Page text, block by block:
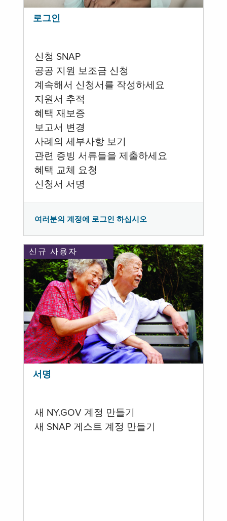
로그인
신청 SNAP
공공 지원 보조금 신청
계속해서 신청서를 작성하세요
지원서 추적
혜택 재보증
보고서 변경
사례의 세부사항 보기
관련 증빙 서류들을 제출하세요
혜택 교체 요청
신청서 서명
여러분의 계정에 로그인 하십시오
신규 사용자
서명
새 NY.GOV 계정 만들기
새 SNAP 게스트 계정 만들기